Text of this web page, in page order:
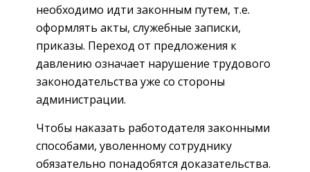
необходимо идти законным путем, т.е.
оформлять акты, служебные записки,
приказы. Переход от предложения к
давлению означает нарушение трудового
законодательства уже со стороны
администрации.
Чтобы наказать работодателя законными
способами, уволенному сотруднику
обязательно понадобятся доказательства.